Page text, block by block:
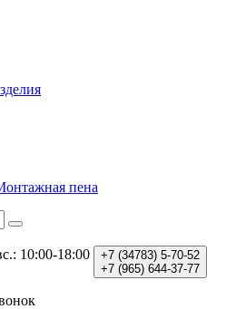
пена
10:00-18:00 +7 (34783) 5-70-52
+7 (965) 644-37-77